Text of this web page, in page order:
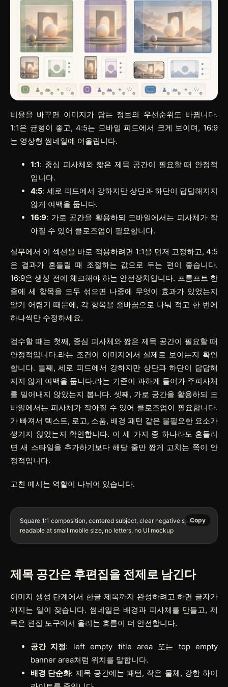
비율을 바꾸면 이미지가 담는 정보의 우선순위도 바뀝니다.
1:1은 균형이 좋고, 4:5는 모바일 피드에서 크게 보이며, 16:9
는 영상형 썸네일에 어울립니다.
1:1: 중심 피사체와 짧은 제목 공간이 필요할 때 안정적
입니다.
4:5: 세로 피드에서 강하지만 상단과 하단이 답답해지지
않게 여백을 둡니다.
16:9: 가로 공간을 활용하되 모바일에서는 피사체가 작
아질 수 있어 클로즈업이 필요합니다.
실무에서 이 섹션을 바로 적용하려면 1:1을 먼저 고정하고, 4:5
은 결과가 흔들릴 때 조절하는 값으로 두는 편이 좋습니다.
16:9은 생성 전에 체크해야 하는 안전장치입니다. 프롬프트 한
줄에 세 항목을 모두 섞으면 나중에 무엇이 효과가 있었는지
알기 어렵기 때문에, 각 항목을 줄바꿈으로 나눠 적고 한 번에
하나씩만 수정하세요.
검수할 때는 첫째, 중심 피사체와 짧은 제목 공간이 필요할 때
안정적입니다.라는 조건이 이미지에서 실제로 보이는지 확인
합니다. 둘째, 세로 피드에서 강하지만 상단과 하단이 답답해
지지 않게 여백을 둡니다.라는 기준이 과하게 들어가 주피사체
를 밀어내지 않았는지 봅니다. 셋째, 가로 공간을 활용하되 모
바일에서는 피사체가 작아질 수 있어 클로즈업이 필요합니다.
가 빠져서 텍스트, 로고, 소품, 배경 패턴 같은 불필요한 요소가
생기지 않았는지 확인합니다. 이 세 가지 중 하나라도 흔들리
면 새 스타일을 추가하기보다 해당 줄만 짧게 고치는 쪽이 안
정적입니다.
고친 예시는 역할이 나뉘어 있습니다.
Square 1:1 composition, centered subject, clear negative space,
Copy
제목 공간은 후편집을 전제로 남긴다
이미지 생성 단계에서 한글 제목까지 완성하려고 하면 글자가
깨지는 일이 잦습니다. 썸네일은 배경과 피사체를 만들고, 제
목은 편집 도구에서 올리는 흐름이 더 안전합니다.
공간 지정: left empty title area 또는 top empty
banner area처럼 위치를 말합니다.
배경 단순화: 제목 공간에는 패턴, 작은 물체, 강한 하이